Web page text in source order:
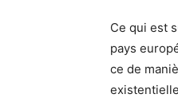
Ce qui est
pays
ce de